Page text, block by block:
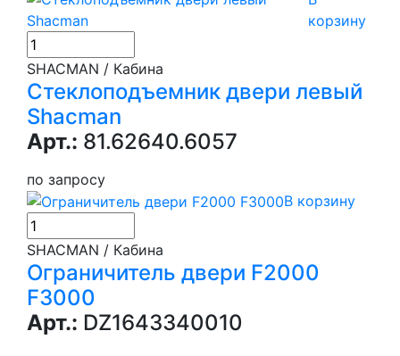
корзину
SHACMAN / Кабина
Стеклоподъемник двери левый
Shacman
Арт.: 81.62640.6057
по запросу
В корзину
SHACMAN / Кабина
Ограничитель двери F2000
F3000
Арт.: DZ1643340010